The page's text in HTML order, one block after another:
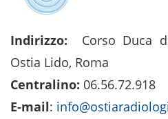
Indirizzo: Corso Duca
Ostia Lido, Roma
Centralino: 06.56.72.918
E-mail: